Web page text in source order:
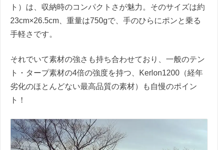
ト）は、収納時のコンパクトさが魅力。そのサイズは約
23cm×26.5cm、重量は750gで、手のひらにポンと乗る
手軽さです。
それでいて素材の強さも持ち合わせており、一般のテン
ト・タープ素材の4倍の強度を持つ、Kerlon1200（経年
劣化のほとんどない最高品質の素材）も自慢のポイン
ト！